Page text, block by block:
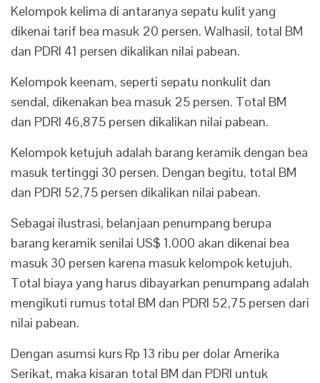
Kelompok kelima di antaranya sepatu kulit yang
dikenai tarif bea masuk 20 persen. Walhasil, total BM
dan PDRI 41 persen dikalikan nilai pabean.
Kelompok keenam, seperti sepatu nonkulit dan
sendal, dikenakan bea masuk 25 persen. Total BM
dan PDRI 46,875 persen dikalikan nilai pabean.
Kelompok ketujuh adalah barang keramik dengan bea
masuk tertinggi 30 persen. Dengan begitu, total BM
dan PDRI 52,75 persen dikalikan nilai pabean.
Sebagai ilustrasi, belanjaan penumpang berupa
barang keramik senilai US$ 1.000 akan dikenai bea
masuk 30 persen karena masuk kelompok ketujuh.
Total biaya yang harus dibayarkan penumpang adalah
mengikuti rumus total BM dan PDRI 52,75 persen dari
nilai pabean.
Dengan asumsi kurs Rp 13 ribu per dolar Amerika
Serikat, maka kisaran total BM dan PDRI untuk